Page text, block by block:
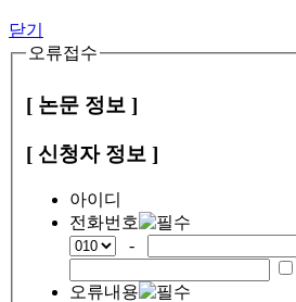
닫기
오류접수
[ 논문 정보 ]
[ 신청자 정보 ]
아이디
전화번호
-
오류내용